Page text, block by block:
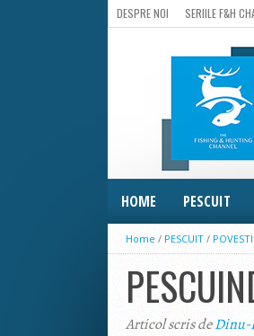
DESPRE NOI SERIILE F&H
HOME PESCUIT
Home / PESCUIT /
Articol scris deDinu-